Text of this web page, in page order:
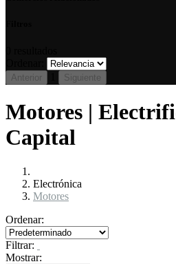
Anterior Siguiente
Motores |
Capital
Electrónica
Motores
Ordenar:
Filtrar:
Mostrar: